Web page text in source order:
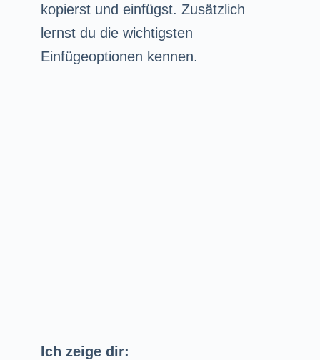
kopierst und einfügst. Zusätzlich
lernst du die wichtigsten
Einfügeoptionen kennen.
Ich zeige dir: